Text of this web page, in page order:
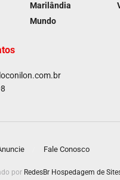
Marilândia
Mundo
Fale Conosco
por RedesBr Hospedagem de